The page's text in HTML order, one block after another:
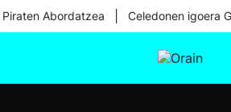
Abordatzea Celedonen igoera